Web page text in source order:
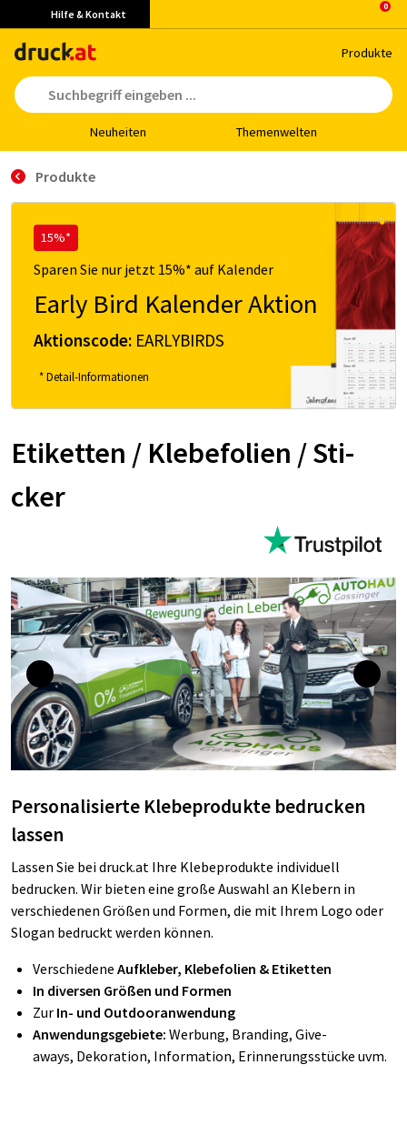
Hilfe & Kontakt
Pro­duk­te
Neu­hei­ten The­men­wel­ten
Produkte
15%*
Sparen Sie nur jetzt 15%* auf Kalender
Early Bird Kalender Aktion
Aktionscode: EARLYBIRDS
* Detail-Informationen
Eti­ke­t­­ten / Kle­be­­fo­­li­en / Sti­­
cker
Personalisierte Klebeprodukte bedrucken
lassen
Lassen Sie bei druck.at Ihre Klebeprodukte individuell
bedrucken. Wir bieten eine große Auswahl an Klebern in
verschiedenen Größen und Formen, die mit Ihrem Logo oder
Slogan bedruckt werden können.
Verschiedene Aufkleber, Klebefolien & Etiketten
In diversen Größen und Formen
Zur In- und Outdooranwendung
Anwendungsgebiete: Werbung, Branding, Give-
aways, Dekoration, Information, Erinnerungsstücke uvm.